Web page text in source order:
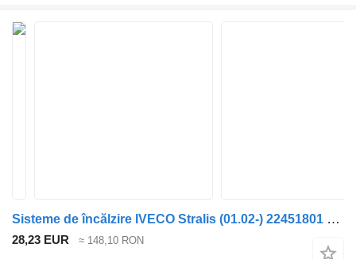
Sisteme de încălzire IVECO Stralis (01.02-) 22451801 pentru cap tractor IVECO Stralis, Trakker (2002-)
28,23 EUR ≈ 148,10 RON